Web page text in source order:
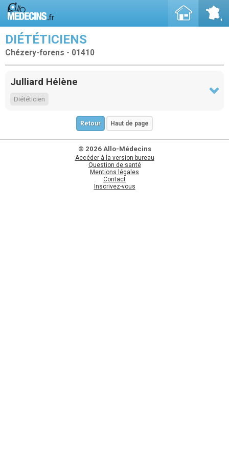
DIÉTÉTICIENS
Chézery-forens - 01410
Julliard Hélène
Diététicien
Retour Haut de page
© 2026 Allo-Médecins
Accéder à la version bureau
Question de santé
Mentions légales
Contact
Inscrivez-vous